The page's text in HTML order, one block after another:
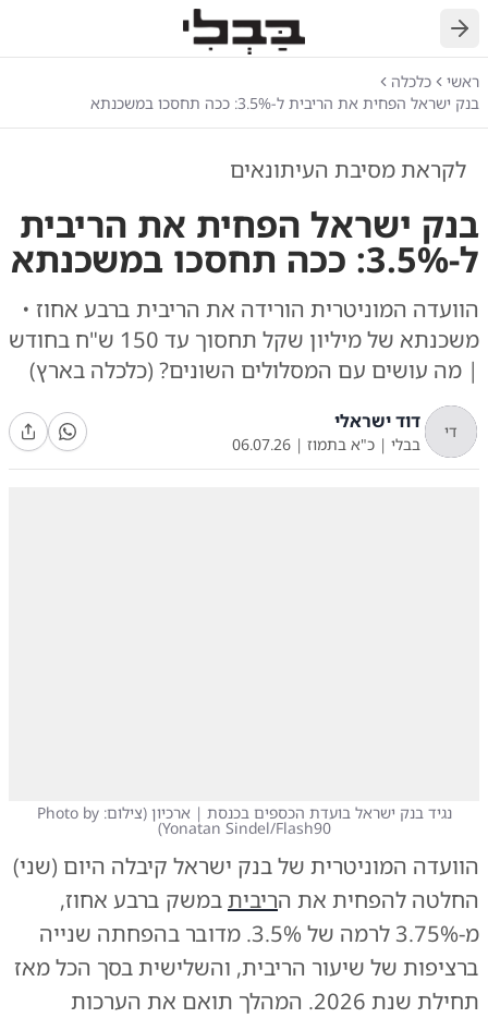
חזרה
ראשי
כלכלה
בנק ישראל הפחית את הריבית ל-3.5%: ככה תחסכו במשכנתא
לקראת מסיבת העיתונאים
בנק ישראל הפחית את הריבית
ל-3.5%: ככה תחסכו במשכנתא
הוועדה המוניטרית הורידה את הריבית ברבע אחוז •
משכנתא של מיליון שקל תחסוך עד 150 ש"ח בחודש
| מה עושים עם המסלולים השונים? (כלכלה בארץ)
די דוד ישראלי
בבלי | כ"א בתמוז |
06.07.26
נגיד בנק ישראל בועדת הכספים בכנסת | ארכיון ( צילום: Photo by
Yonatan Sindel/Flash90
)
הוועדה המוניטרית של בנק ישראל קיבלה היום (שני)
החלטה להפחית את הריביתבמשק ברבע אחוז,
מ-3.75% לרמה של 3.5%. מדובר בהפחתה שנייה
ברציפות של שיעור הריבית, והשלישית בסך הכל מאז
תחילת שנת 2026. המהלך תואם את הערכות